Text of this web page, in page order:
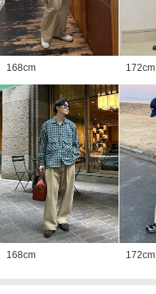
168cm 172cm
168cm 172cm